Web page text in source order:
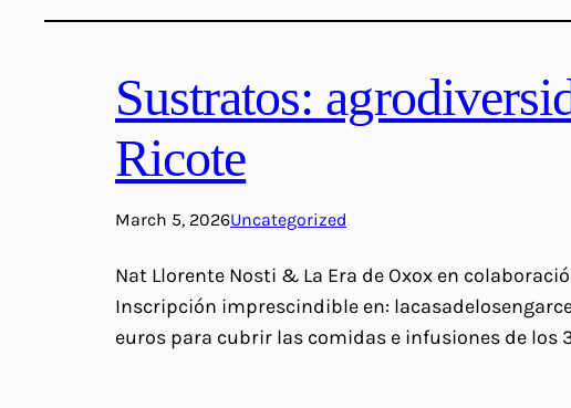
Sustratos:
Ricote
March 5, 2026Uncategorized
Nat Llorente Nosti & La Era de Oxox en
Inscripción imprescindible en:
euros para cubrir las comidas e infusiones de los